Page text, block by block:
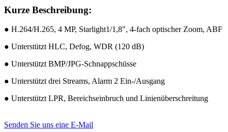
Kurze Beschreibung:
● H.264/H.265, 4 MP, Starlight1/1,8″, 4-fach optischer Zoom, ABF
● Unterstützt HLC, Defog, WDR (120 dB)
● Unterstützt BMP/JPG-Schnappschüsse
● Unterstützt drei Streams, Alarm 2 Ein-/Ausgang
● Unterstützt LPR, Bereichseinbruch und Linienüberschreitung
Senden Sie uns eine E-Mail